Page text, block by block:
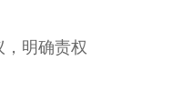
明确责权